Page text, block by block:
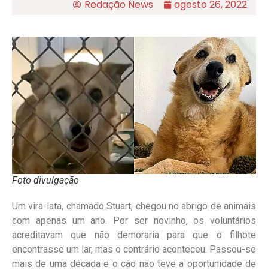
Redação News agosto 26, 2022
Foto divulgação
Um vira-lata, chamado Stuart, chegou no abrigo de animais
com apenas um ano. Por ser novinho, os voluntários
acreditavam que não demoraria para que o filhote
encontrasse um lar, mas o contrário aconteceu. Passou-se
mais de uma década e o cão não teve a oportunidade de